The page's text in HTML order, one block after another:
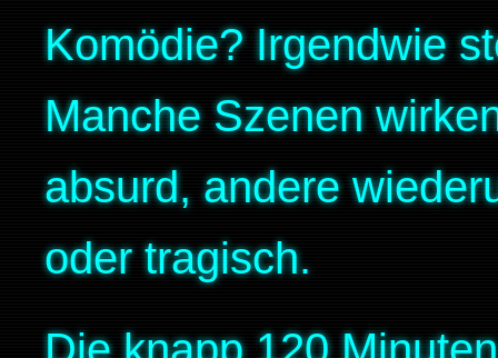
Komödie? Irgendwie
Manche Szenen
absurd, andere
oder tragisch.